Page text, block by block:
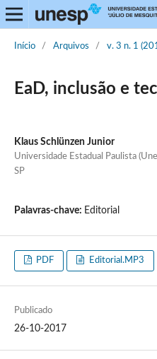
Início / Arquivos / v. 3 n. 1
EaD, inclusão e
Klaus Schlünzen Junior
Universidade Estadual Paulista
SP
Palavras-chave: Editorial
PDF Editorial.MP3
Publicado
26-10-2017